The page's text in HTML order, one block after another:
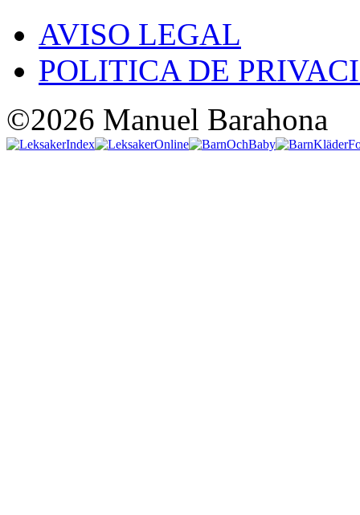
AVISO LEGAL
POLITICA DE
©2026 Manuel Barahona